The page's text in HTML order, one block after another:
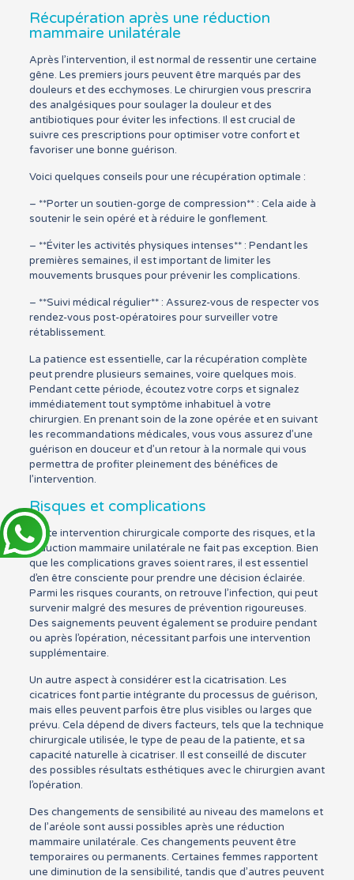
Récupération après une réduction
mammaire unilatérale
Après l’intervention, il est normal de ressentir une certaine
gêne. Les premiers jours peuvent être marqués par des
douleurs et des ecchymoses. Le chirurgien vous prescrira
des analgésiques pour soulager la douleur et des
antibiotiques pour éviter les infections. Il est crucial de
suivre ces prescriptions pour optimiser votre confort et
favoriser une bonne guérison.
Voici quelques conseils pour une récupération optimale :
– **Porter un soutien-gorge de compression** : Cela aide à
soutenir le sein opéré et à réduire le gonflement.
– **Éviter les activités physiques intenses** : Pendant les
premières semaines, il est important de limiter les
mouvements brusques pour prévenir les complications.
– **Suivi médical régulier** : Assurez-vous de respecter vos
rendez-vous post-opératoires pour surveiller votre
rétablissement.
La patience est essentielle, car la récupération complète
peut prendre plusieurs semaines, voire quelques mois.
Pendant cette période, écoutez votre corps et signalez
immédiatement tout symptôme inhabituel à votre
chirurgien. En prenant soin de la zone opérée et en suivant
les recommandations médicales, vous vous assurez d’une
guérison en douceur et d’un retour à la normale qui vous
permettra de profiter pleinement des bénéfices de
l’intervention.
Risques et complications
Toute intervention chirurgicale comporte des risques, et la
réduction mammaire unilatérale ne fait pas exception. Bien
que les complications graves soient rares, il est essentiel
d’en être consciente pour prendre une décision éclairée.
Parmi les risques courants, on retrouve l’infection, qui peut
survenir malgré des mesures de prévention rigoureuses.
Des saignements peuvent également se produire pendant
ou après l’opération, nécessitant parfois une intervention
supplémentaire.
Un autre aspect à considérer est la cicatrisation. Les
cicatrices font partie intégrante du processus de guérison,
mais elles peuvent parfois être plus visibles ou larges que
prévu. Cela dépend de divers facteurs, tels que la technique
chirurgicale utilisée, le type de peau de la patiente, et sa
capacité naturelle à cicatriser. Il est conseillé de discuter
des possibles résultats esthétiques avec le chirurgien avant
l’opération.
Des changements de sensibilité au niveau des mamelons et
de l’aréole sont aussi possibles après une réduction
mammaire unilatérale. Ces changements peuvent être
temporaires ou permanents. Certaines femmes rapportent
une diminution de la sensibilité, tandis que d’autres peuvent